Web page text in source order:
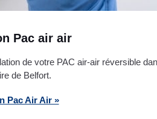
Pac air air
de votre PAC air-air réversible
de Belfort.
Pac Air Air »